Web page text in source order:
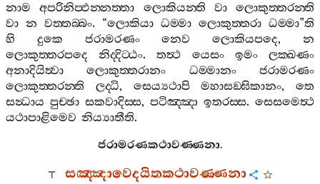
නාම
අපරිනිප‍්ඵන‍්නත‍්තා ලොකියන‍්ති වා
ලොකුත‍්තරන‍්ති
වා න වත‍්තබ‍්බං. “ලොකියා ධම‍්මා ලොකුත‍්තරා ධම‍්මා”ති
හි
දුකෙ ජරාමරණං නෙව ලොකියපදෙ,න
ලොකුත‍්තරපදෙ
නිද‍්දිට‍්ඨං.තත්‍ථ යෙසං ඉමං
ලක‍්ඛණං
අනාදියිත්‍වා
ලොකුත‍්තරානං ධම‍්මානං
ජරාමරණං
ලොකුත‍්තරන‍්ති
ලද‍්ධි, සෙය්‍යථාපි මහාසඞ‍්ඝිකානං, තෙ
සන්‍ධාය පුච‍්ඡා සකවාදිස‍්ස, පටිඤ‍්ඤා ඉතරස‍්ස. සෙසමෙත්‍ථ
යථාපාළිමෙව නිය්‍යාතීති.
ජරාමරණකථාවණ‍්ණනා.
සඤ‍්ඤාවෙදයිතකථාවණ‍්ණනා